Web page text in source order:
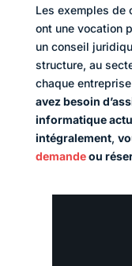
Les exemples de
ont une vocation
un conseil
structure, au
chaque
avez besoin
informatique
intégralement,
demandeou